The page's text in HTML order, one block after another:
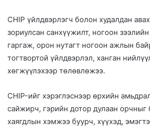
CHIP үйлдвэрлэгч болон худалдан
зориулсан санхүүжилт, ногоон
гаргаж, орон нутагт ногоон ажлын
тогтвортой үйлдвэрлэл, ханган
хөгжүүлэхээр төлөвлөжээ.
CHIP-ийг хэрэглэснээр өрхийн
сайжирч, гэрийн дотор дулаан орчныг
хаягдлын хэмжээ буурч, хүүхэд,